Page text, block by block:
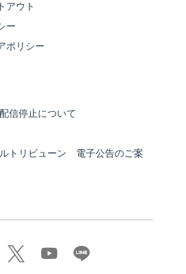
アウト
ー
ポリシー
信停止について
トリビューン 電子公告のご案